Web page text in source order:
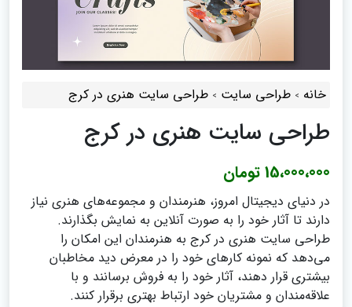
خانه طراحی سایت طراحی سایت هنری در کرج
طراحی سایت هنری در کرج
15،000،000 تومان
در دنیای دیجیتال امروز، هنرمندان و مجموعه‌های هنری نیاز
دارند تا آثار خود را به صورت آنلاین به نمایش بگذارند.
طراحی سایت هنری در کرج به هنرمندان این امکان را
می‌دهد که نمونه کارهای خود را در معرض دید مخاطبان
بیشتری قرار دهند، آثار خود را به فروش برسانند و با
علاقه‌مندان و مشتریان خود ارتباط بهتری برقرار کنند.